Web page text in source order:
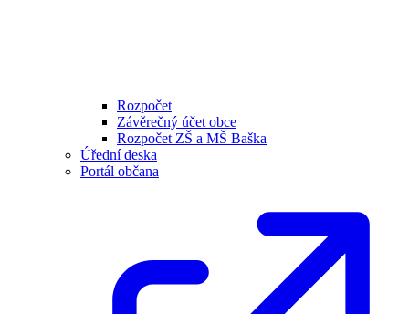
Rozpočet
Závěrečný účet obce
Rozpočet ZŠ a MŠ Baška
Úřední deska
Portál občana